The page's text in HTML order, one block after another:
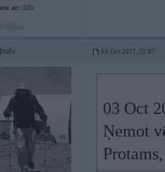
ar: 325i
03. Oct 2017, 22:07
03 Oct
Ņemot